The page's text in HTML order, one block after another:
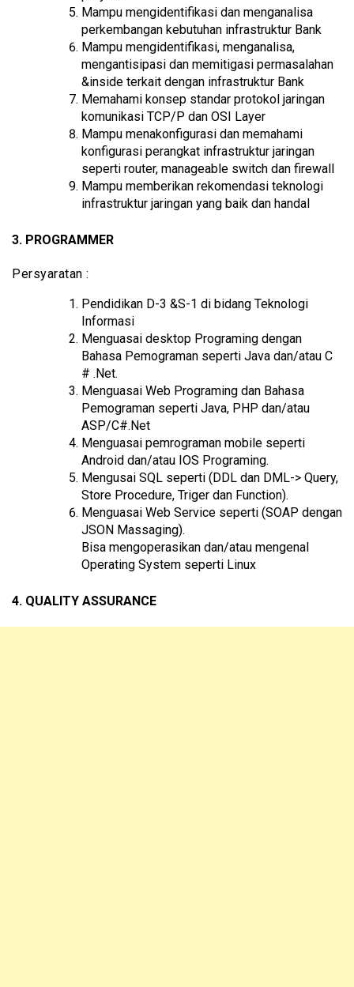
Mampu mengidentifikasi dan menganalisa
perkembangan kebutuhan infrastruktur Bank
Mampu mengidentifikasi, menganalisa,
mengantisipasi dan memitigasi permasalahan
&inside terkait dengan infrastruktur Bank
Memahami konsep standar protokol jaringan
komunikasi TCP/P dan OSI Layer
Mampu menakonfigurasi dan memahami
konfigurasi perangkat infrastruktur jaringan
seperti router, manageable switch dan firewall
Mampu memberikan rekomendasi teknologi
infrastruktur jaringan yang baik dan handal
3. PROGRAMMER
Persyaratan :
Pendidikan D-3 &S-1 di bidang Teknologi
Informasi
Menguasai desktop Programing dengan
Bahasa Pemograman seperti Java dan/atau C
# .Net.
Menguasai Web Programing dan Bahasa
Pemograman seperti Java, PHP dan/atau
ASP/C#.Net
Menguasai pemrograman mobile seperti
Android dan/atau IOS Programing.
Mengusai SQL seperti (DDL dan DML-> Query,
Store Procedure, Triger dan Function).
Menguasai Web Service seperti (SOAP dengan
JSON Massaging).
Bisa mengoperasikan dan/atau mengenal
Operating System seperti Linux
4. QUALITY ASSURANCE